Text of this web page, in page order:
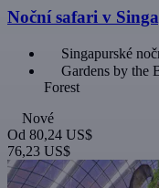
Noční safari v
Singapurské
Gardens by the
Forest
Nové
Od 80,24 US$
76,23 US$